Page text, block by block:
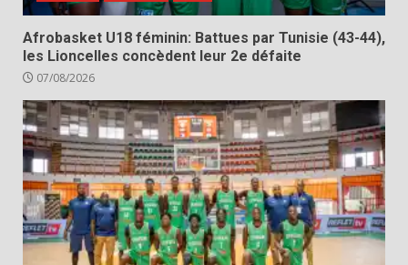
Afrobasket U18 féminin: Battues par Tunisie (43-44),
les Lioncelles concèdent leur 2e défaite
07/08/2026